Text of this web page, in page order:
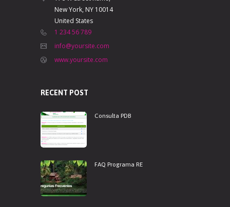
New York, NY 10014
United States
1 234 56 789
info@yoursite.com
www.yoursite.com
RECENT POST
Consulta PDB
FAQ Programa RE